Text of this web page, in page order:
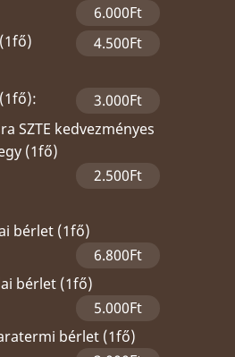
6.000Ft
4.500Ft
3.000Ft
SZTE kedvezményes
(1fő)
2.500Ft
bérlet (1fő)
6.800Ft
bérlet (1fő)
5.000Ft
bérlet (1fő)